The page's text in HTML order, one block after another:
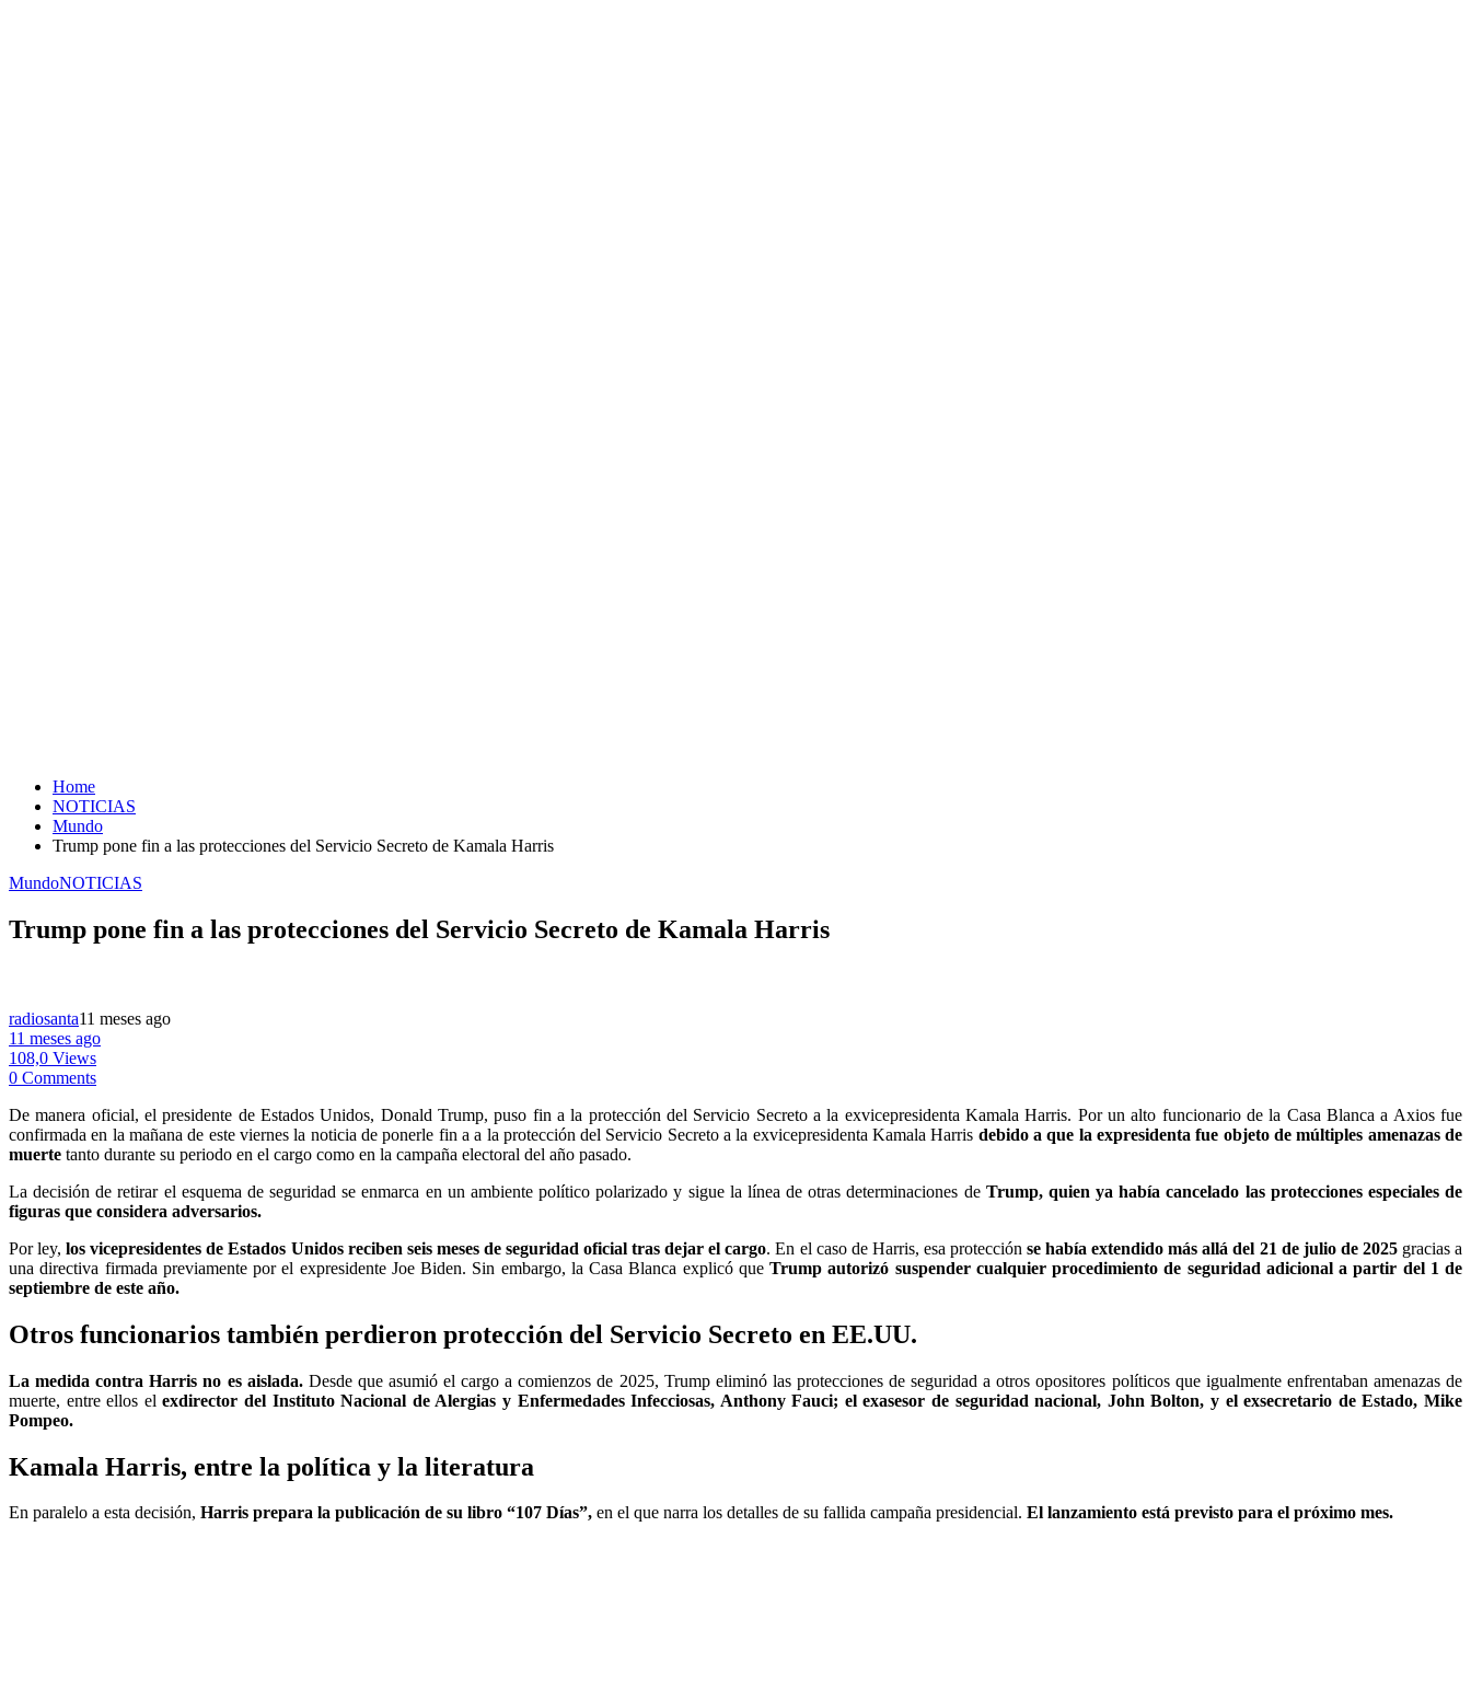
Home
NOTICIAS
Mundo
Trump pone fin a las protecciones del Servicio Secreto de Kamala Harris
MundoNOTICIAS
Trump pone fin a las protecciones del Servicio Secreto de Kamala Harris
radiosanta11 meses ago
11 meses ago
108,0 Views
0 Comments
De manera oficial, el presidente de Estados Unidos, Donald Trump, puso fin a la protección del Servicio Secreto a la exvicepresidenta Kamala Harris. Por un alto funcionario de la Casa Blanca a Axios fue
confirmada en la mañana de este viernes la noticia de ponerle fin a a la protección del Servicio Secreto a la exvicepresidenta Kamala Harris debido a que la expresidenta fue objeto de múltiples amenazas de
muerte tanto durante su periodo en el cargo como en la campaña electoral del año pasado.
La decisión de retirar el esquema de seguridad se enmarca en un ambiente político polarizado y sigue la línea de otras determinaciones de Trump, quien ya había cancelado las protecciones especiales de
figuras que considera adversarios.
Por ley,los vicepresidentes de Estados Unidos reciben seis meses de seguridad oficial tras dejar el cargo. En el caso de Harris, esa protecciónse había extendido más allá del 21 de julio de 2025 gracias a
una directiva firmada previamente por el expresidente Joe Biden. Sin embargo, la Casa Blanca explicó que Trump autorizó suspender cualquier procedimiento de seguridad adicional a partir del 1 de
septiembre de este año.
Otros funcionarios también perdieron protección del Servicio Secreto en EE.UU.
La medida contra Harris no es aislada. Desde que asumió el cargo a comienzos de 2025, Trump eliminó las protecciones de seguridad a otros opositores políticos que igualmente enfrentaban amenazas de
muerte, entre ellos elexdirector del Instituto Nacional de Alergias y Enfermedades Infecciosas, Anthony Fauci; el exasesor de seguridad nacional, John Bolton, y el exsecretario de Estado, Mike
Pompeo.
Kamala Harris, entre la política y la literatura
En paralelo a esta decisión, Harris prepara la publicación de su libro “107 Días”, en el que narra los detalles de su fallida campaña presidencial. El lanzamiento está previsto para el próximo mes.